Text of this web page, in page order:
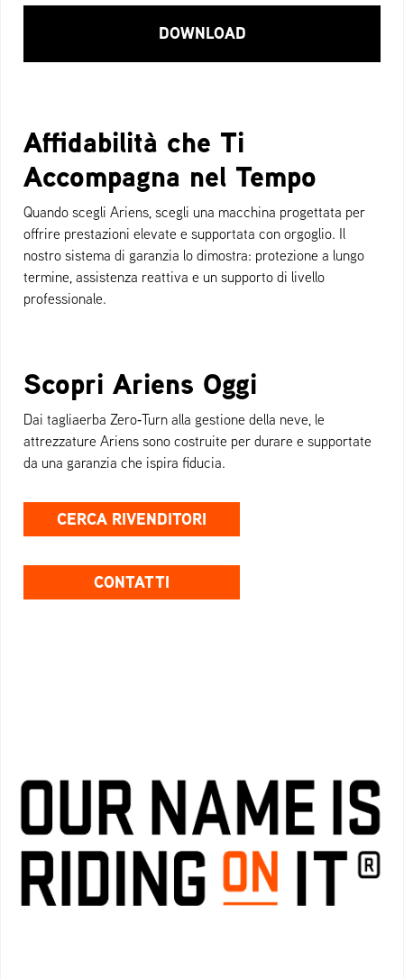
DOWNLOAD
Affidabilità che Ti
Accompagna nel Tempo
Quando scegli Ariens, scegli una macchina progettata per
offrire prestazioni elevate e supportata con orgoglio. Il
nostro sistema di garanzia lo dimostra: protezione a lungo
termine, assistenza reattiva e un supporto di livello
professionale.
Scopri Ariens Oggi
Dai tagliaerba Zero‑Turn alla gestione della neve, le
attrezzature Ariens sono costruite per durare e supportate
da una garanzia che ispira fiducia.
CERCA RIVENDITORI
CONTATTI